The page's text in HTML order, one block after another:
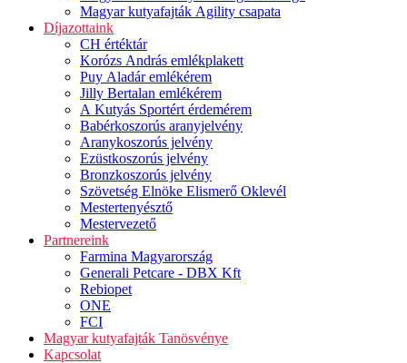
Magyar kutyafajták Agility csapata
Díjazottaink
CH értéktár
Korózs András emlékplakett
Puy Aladár emlékérem
Jilly Bertalan emlékérem
A Kutyás Sportért érdemérem
Babérkoszorús aranyjelvény
Aranykoszorús jelvény
Ezüstkoszorús jelvény
Bronzkoszorús jelvény
Szövetség Elnöke Elismerő Oklevél
Mestertenyésztő
Mestervezető
Partnereink
Farmina Magyarország
Generali Petcare - DBX Kft
Rebiopet
ONE
FCI
Magyar kutyafajták Tanösvénye
Kapcsolat